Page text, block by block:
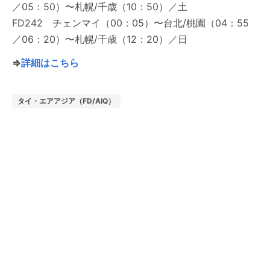
／05：50）〜札幌/千歳（10：50）／土
FD242 チェンマイ（00：05）〜台北/桃園（04：55
／06：20）〜札幌/千歳（12：20）／日
⇒詳細はこちら
タイ・エアアジア（FD/AIQ）